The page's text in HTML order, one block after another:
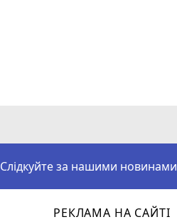
Слідкуйте за нашими новинами
РЕКЛАМА НА САЙТІ